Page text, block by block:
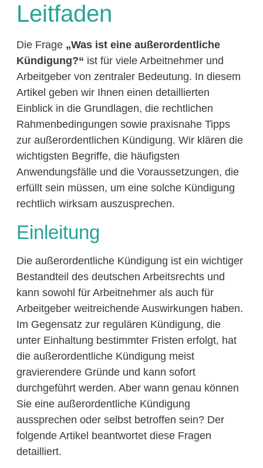
Leitfaden
Die Frage „Was ist eine außerordentliche
Kündigung?“ ist für viele Arbeitnehmer und
Arbeitgeber von zentraler Bedeutung. In diesem
Artikel geben wir Ihnen einen detaillierten
Einblick in die Grundlagen, die rechtlichen
Rahmenbedingungen sowie praxisnahe Tipps
zur außerordentlichen Kündigung. Wir klären die
wichtigsten Begriffe, die häufigsten
Anwendungsfälle und die Voraussetzungen, die
erfüllt sein müssen, um eine solche Kündigung
rechtlich wirksam auszusprechen.
Einleitung
Die außerordentliche Kündigung ist ein wichtiger
Bestandteil des deutschen Arbeitsrechts und
kann sowohl für Arbeitnehmer als auch für
Arbeitgeber weitreichende Auswirkungen haben.
Im Gegensatz zur regulären Kündigung, die
unter Einhaltung bestimmter Fristen erfolgt, hat
die außerordentliche Kündigung meist
gravierendere Gründe und kann sofort
durchgeführt werden. Aber wann genau können
Sie eine außerordentliche Kündigung
aussprechen oder selbst betroffen sein? Der
folgende Artikel beantwortet diese Fragen
detailliert.